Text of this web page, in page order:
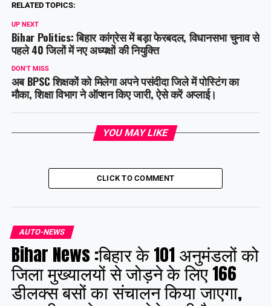
RELATED TOPICS:
UP NEXT
Bihar Politics: बिहार कांग्रेस में बड़ा फेरबदल, विधानसभा चुनाव से
पहले 40 जिलों में नए अध्यक्षों की नियुक्ति
DON'T MISS
अब BPSC शिक्षकों को मिलेगा अपने पसंदीदा जिले में पोस्टिंग का
मौका, शिक्षा विभाग ने ऑप्शन किए जारी, ऐसे करें अप्लाई।
YOU MAY LIKE
CLICK TO COMMENT
AUTO-NEWS
Bihar News :बिहार के 101 अनुमंडलों को
जिला मुख्यालयों से जोड़ने के लिए 166
डीलक्स बसों का संचालन किया जाएगा,